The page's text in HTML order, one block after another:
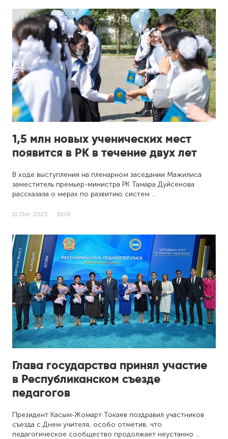
1,5 млн новых ученических мест
появится в РК в течение двух лет
В ходе выступления на пленарном заседании Мажилиса
заместитель премьер-министра РК Тамара Дуйсенова
рассказала о мерах по развитию систем …
11 Окт, 2023 9156
Глава государства принял участие
в Республиканском съезде
педагогов
Президент Касым-Жомарт Токаев поздравил участников
съезда с Днем учителя, особо отметив, что
педагогическое сообщество продолжает неустанно …